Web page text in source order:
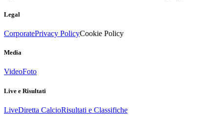
Legal
CorporatePrivacy PolicyCookie Policy
Media
VideoFoto
Live e Risultati
LiveDiretta CalcioRisultati e Classifiche